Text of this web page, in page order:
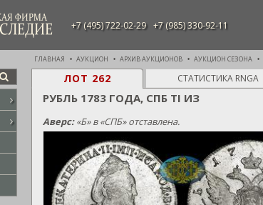
ФИРМА
+7 (495) 722-02-29 +7 (985) 330-92-11
ГЛАВНАЯ АУКЦИОН АРХИВ АУКЦИОНОВ АУКЦИОН СЕЗОНА
SEARCH ЛОТ 262 СТАТИСТИКА RNGA
РУБЛЬ 1783 ГОДА, СПБ TI ИЗ
Аверс:«Б» в «СПБ» отставлена.